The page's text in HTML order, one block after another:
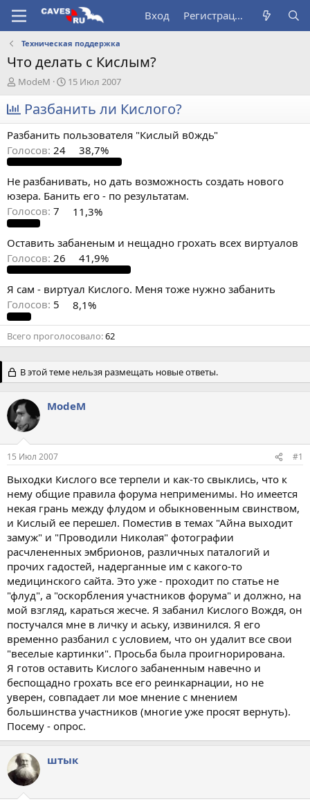
Вход Регистрация
Техническая поддержка
Что делать с Кислым?
А
в
т
о
р
т
е
м
ы
ModeM
Д
а
т
а
н
а
ч
а
л
а
15 Июл 2007
Разбанить ли Кислого?
Разбанить пользователя "Кислый в0ждь"
Голосов: 24 38,7%
Не разбанивать, но дать возможность создать нового
юзера. Банить его - по результатам.
Голосов: 7 11,3%
Оставить забаненым и нещадно грохать всех виртуалов
Голосов: 26 41,9%
Я сам - виртуал Кислого. Меня тоже нужно забанить
Голосов: 5 8,1%
Всего проголосовало 62
В этой теме нельзя размещать новые ответы.
ModeM
15 Июл 2007 #1
Выходки Кислого все терпели и как-то свыклись, что к
нему общие правила форума неприменимы. Но имеется
некая грань между флудом и обыкновенным свинством,
и Кислый ее перешел. Поместив в темах "Айна выходит
замуж" и "Проводили Николая" фотографии
расчлененных эмбрионов, различных паталогий и
прочих гадостей, надерганные им с какого-то
медицинского сайта. Это уже - проходит по статье не
"флуд", а "оскорбления участников форума" и должно, на
мой взгляд, караться жесче. Я забанил Кислого Вождя, он
постучался мне в личку и аську, извинился. Я его
временно разбанил с условием, что он удалит все свои
"веселые картинки". Просьба была проигнорирована.
Я готов оставить Кислого забаненным навечно и
беспощадно грохать все его реинкарнации, но не
уверен, совпадает ли мое мнение с мнением
большинства участников (многие уже просят вернуть).
Посему - опрос.
штык